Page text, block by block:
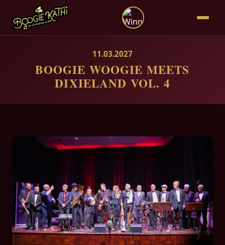
11.03.2027
BOOGIE WOOGIE MEETS
DIXIELAND VOL. 4